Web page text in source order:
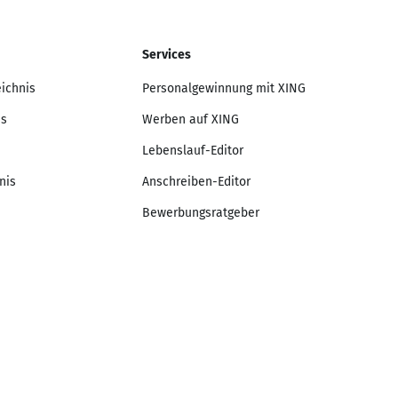
Services
Personalgewinnung mit XING
Werben auf XING
Lebenslauf-Editor
Anschreiben-Editor
Bewerbungsratgeber